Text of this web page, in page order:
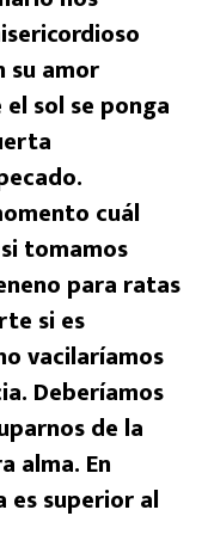
su amor
sol se ponga
cuál
tomamos
para ratas
si es
vacilaríamos
Deberíamos
de la
alma. En
es superior al